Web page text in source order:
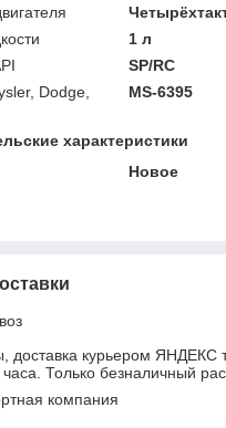
1 л
SP/RC
Dodge,
MS-6395
характеристики
Новое
доставка курьером ЯНДЕКС
Только безналичный
компания